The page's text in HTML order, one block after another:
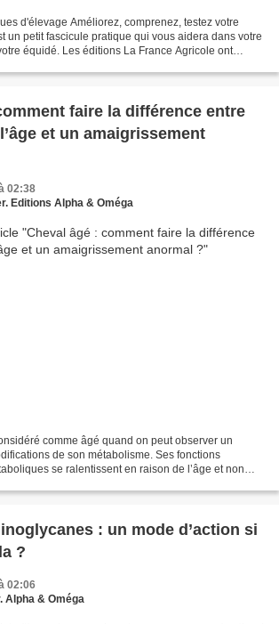
d'élevage Améliorez, comprenez, testez votre
un petit fascicule pratique qui vous aidera dans votre
équidé. Les éditions La France Agricole ont
faire la différence entre
et un amaigrissement
02:38
Editions Alpha & Oméga
comme âgé quand on peut observer un
de son métabolisme. Ses fonctions
se ralentissent en raison de l’âge et non
: un mode d’action si
?
02:06
Alpha & Oméga